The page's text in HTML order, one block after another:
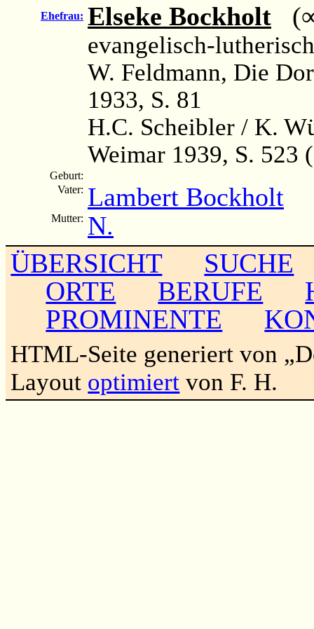
Ehefrau: Elseke Bockholt
evangelisch-lutherisch
W. Feldmann, Die
1933, S. 81
H.C. Scheibler / K.
Weimar 1939, S. 523
Geburt:
Vater: Lambert Bockholt
Mutter: N.
ÜBERSICHT
SUCHE
ORTE
BERUFE
PROMINENTE
HTML-Seite generiert von
Layout optimiert von F. H.